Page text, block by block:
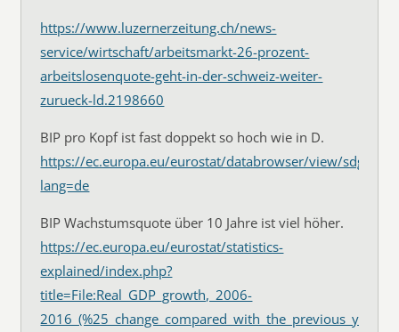
https://www.luzernerzeitung.ch/news-
service/wirtschaft/arbeitsmarkt-26-prozent-
arbeitslosenquote-geht-in-der-schweiz-weiter-
zurueck-ld.2198660
BIP pro Kopf ist fast doppekt so hoch wie in D.
https://ec.europa.eu/eurostat/databrowser/view/
lang=de
BIP Wachstumsquote über 10 Jahre ist viel höher.
https://ec.europa.eu/eurostat/statistics-
explained/index.php?
title=File:Real_GDP_growth,_2006-